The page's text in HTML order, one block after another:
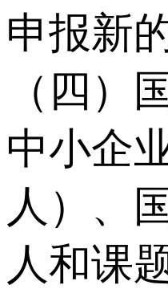
申报新
（四）
中小企
人）、
人和课